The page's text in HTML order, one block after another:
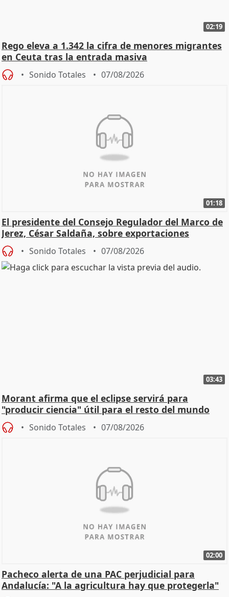
02:19
Rego eleva a 1.342 la cifra de menores migrantes
en Ceuta tras la entrada masiva
Sonido Totales 07/08/2026
01:18
El presidente del Consejo Regulador del Marco de
Jerez, César Saldaña, sobre exportaciones
Sonido Totales 07/08/2026
03:43
Morant afirma que el eclipse servirá para
"producir ciencia" útil para el resto del mundo
Sonido Totales 07/08/2026
02:00
Pacheco alerta de una PAC perjudicial para
Andalucía: "A la agricultura hay que protegerla"